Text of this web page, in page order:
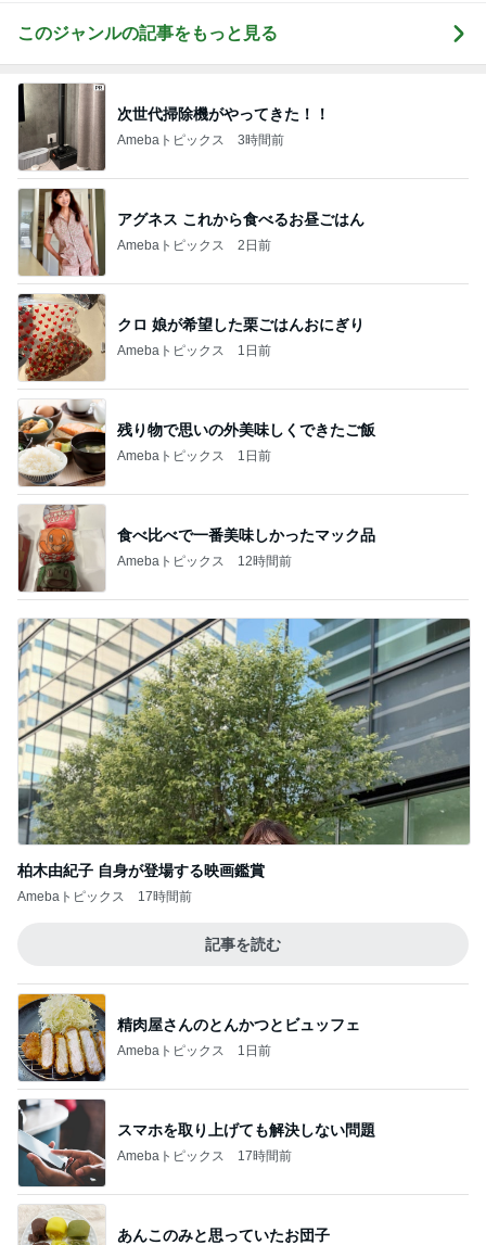
このジャンルの記事をもっと見る
次世代掃除機がやってきた！！
Amebaトピックス 3時間前
アグネス これから食べるお昼ごはん
Amebaトピックス 2日前
クロ 娘が希望した栗ごはんおにぎり
Amebaトピックス 1日前
残り物で思いの外美味しくできたご飯
Amebaトピックス 1日前
食べ比べで一番美味しかったマック品
Amebaトピックス 12時間前
柏木由紀子 自身が登場する映画鑑賞
Amebaトピックス 17時間前
記事を読む
精肉屋さんのとんかつとビュッフェ
Amebaトピックス 1日前
スマホを取り上げても解決しない問題
Amebaトピックス 17時間前
あんこのみと思っていたお団子